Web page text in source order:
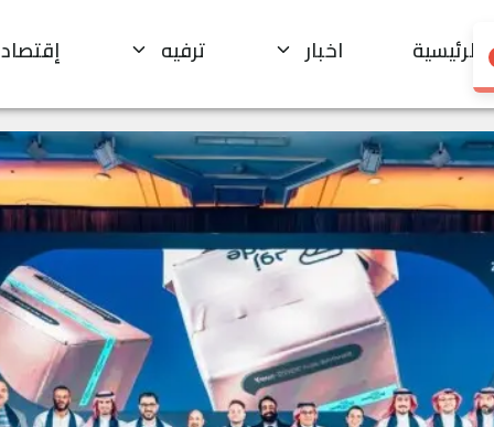
الرئيسية اخبار ترفيه إقتصاد